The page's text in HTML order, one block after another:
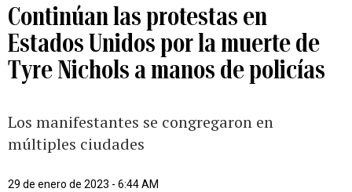
Continúan las protestas en
Estados Unidos por la muerte de
Tyre Nichols a manos de policías
Los manifestantes se congregaron en
múltiples ciudades
29 de enero de 2023 - 6:44 AM